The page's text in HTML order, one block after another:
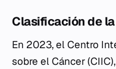
Clasificación de
En 2023, el Centro
sobre el Cáncer